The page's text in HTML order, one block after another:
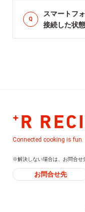
スマートフ
接続した状
Connected cooking is fun.
※解決しない場合は、お問合せ
お問合せ先